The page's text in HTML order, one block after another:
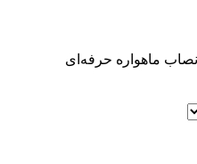
ماهواره حرفه‌ای